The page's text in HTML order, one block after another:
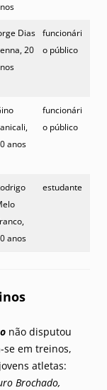
Dias
20
funcionári
o público
anos
funcionári
o público
anos
estudante
não disputou
se em treinos,
atletas:
Brochado,